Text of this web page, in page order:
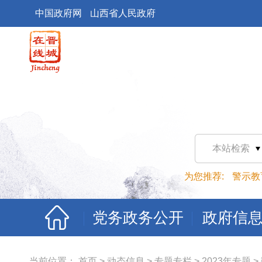
中国政府网 山西省人民政府
本站检索
为您推荐: 警示教
党务政务公开 政府信